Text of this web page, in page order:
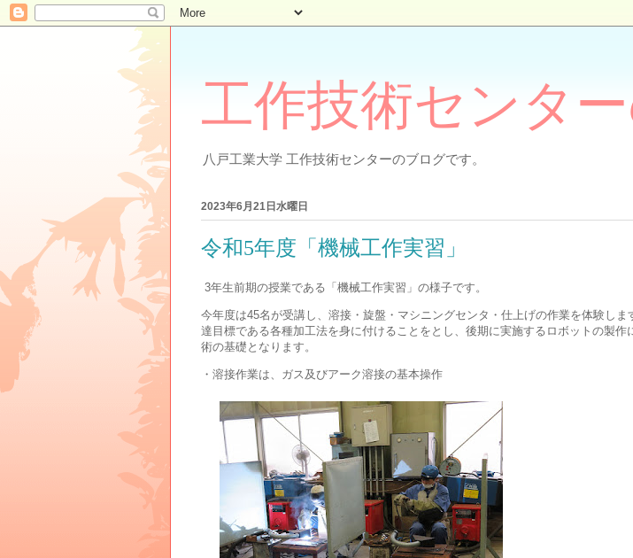
工作技術センタ
八戸工業大学 工作技術センターのブログです。
2023年6月21日水曜日
令和5年度「機械工作実習」
3年生前期の授業である「機械工作実習」の様子です。
今年度は45名が受講し、溶接・旋盤・マシニングセンタ・仕上げの作業を体験しま
達目標である各種加工法を身に付けることをとし、後期に実施するロボットの製作
術の基礎となります。
・溶接作業は、ガス及びアーク溶接の基本操作